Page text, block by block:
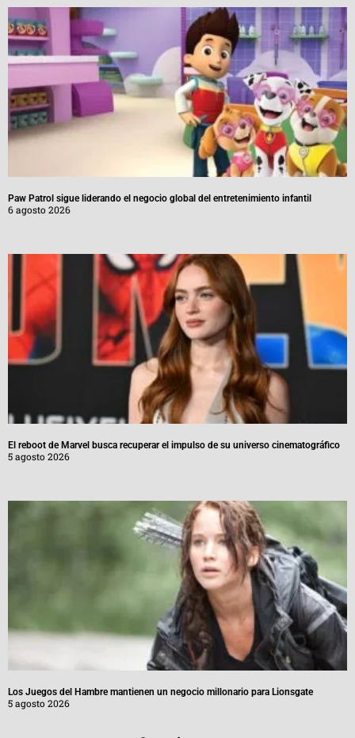
Paw Patrol sigue liderando el negocio global del entretenimiento infantil
6 agosto 2026
El reboot de Marvel busca recuperar el impulso de su universo cinematográfico
5 agosto 2026
Los Juegos del Hambre mantienen un negocio millonario para Lionsgate
5 agosto 2026